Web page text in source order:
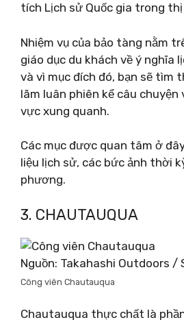
tích Lịch sử Quốc gia trong
Nhiệm vụ của bảo tàng nằm
giáo dục du khách về ý nghĩa
và vì mục đích đó, bạn sẽ tìm
lãm luân phiên kể câu
vực xung quanh.
Các mục được quan tâm ở
liệu lịch sử, các bức ảnh thời
phương.
3. CHAUTAUQUA
Nguồn: Takahashi Outdoors
Công viên Chautauqua
Chautauqua thực chất là